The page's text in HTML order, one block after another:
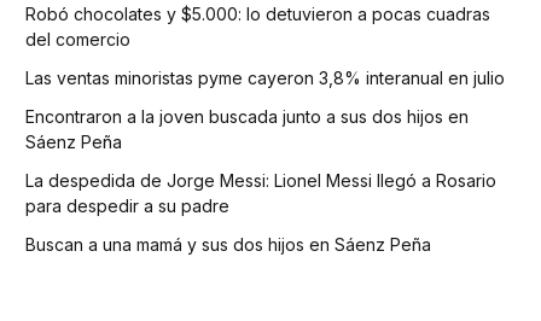
Robó chocolates y $5.000: lo detuvieron a pocas cuadras
del comercio
Las ventas minoristas pyme cayeron 3,8% interanual en julio
Encontraron a la joven buscada junto a sus dos hijos en
Sáenz Peña
La despedida de Jorge Messi: Lionel Messi llegó a Rosario
para despedir a su padre
Buscan a una mamá y sus dos hijos en Sáenz Peña